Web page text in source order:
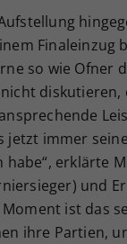
Finaleinzug
so wie Ofner
diskutieren,
jetzt immer seine
erklärte
und
ist das
ihre Partien,